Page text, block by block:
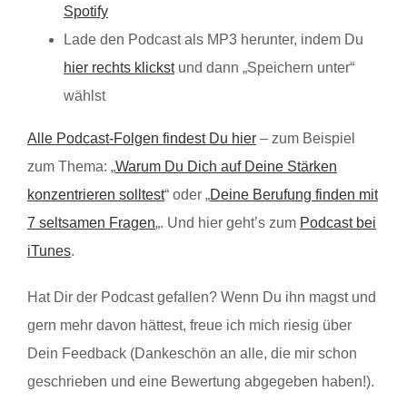
Spotify
Lade den Podcast als MP3 herunter, indem Du
hier rechts klickstund dann „Speichern unter“
wählst
Alle Podcast-Folgen findest Du hier – zum Beispiel
zum Thema: „Warum Du Dich auf Deine Stärken
konzentrieren solltest“ oder „Deine Berufung finden mit
7 seltsamen Fragen„. Und hier geht’s zum Podcast bei
iTunes.
Hat Dir der Podcast gefallen? Wenn Du ihn magst und
gern mehr davon hättest, freue ich mich riesig über
Dein Feedback (Dankeschön an alle, die mir schon
geschrieben und eine Bewertung abgegeben haben!).